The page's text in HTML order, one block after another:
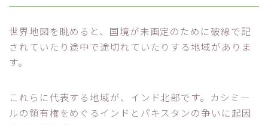
世界地図を眺めると、国境が未画定のために破線で記
されていたり途中で途切れていたりする地域がありま
す。
これらに代表する地域が、インド北部です。カシミー
ルの領有権をめぐるインドとパキスタンの争いに起因